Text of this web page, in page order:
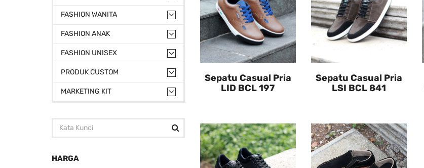
FASHION WANITA
FASHION ANAK
FASHION UNISEX
PRODUK CUSTOM
MARKETING KIT
HARGA
Sepatu Casual Pria
LID BCL 197
Sepatu Casual Pria
LSI BCL 841